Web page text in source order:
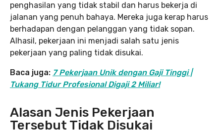
penghasilan yang tidak stabil dan harus bekerja di
jalanan yang penuh bahaya. Mereka juga kerap harus
berhadapan dengan pelanggan yang tidak sopan.
Alhasil, pekerjaan ini menjadi salah satu jenis
pekerjaan yang paling tidak disukai.
Baca juga: 7 Pekerjaan Unik dengan Gaji Tinggi |
Tukang Tidur Profesional Digaji 2 Miliar!
Alasan Jenis Pekerjaan
Tersebut Tidak Disukai